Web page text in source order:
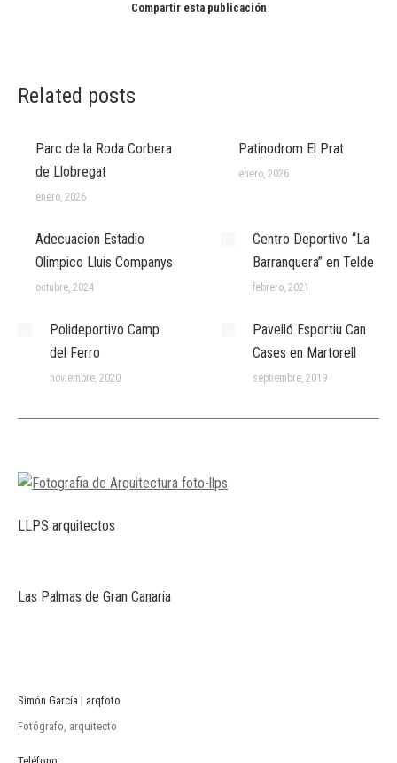
Compartir esta publicación
Related posts
Parc de la Roda Corbera
de Llobregat
enero, 2026
Patinodrom El Prat
enero, 2026
Adecuacion Estadio
Olimpico Lluis Companys
octubre, 2024
Centro Deportivo “La
Barranquera” en Telde
febrero, 2021
Polideportivo Camp
del Ferro
noviembre, 2020
Pavelló Esportiu Can
Cases en Martorell
septiembre, 2019
LLPS arquitectos
Las Palmas de Gran Canaria
Simón García | arqfoto
Fotógrafo, arquitecto